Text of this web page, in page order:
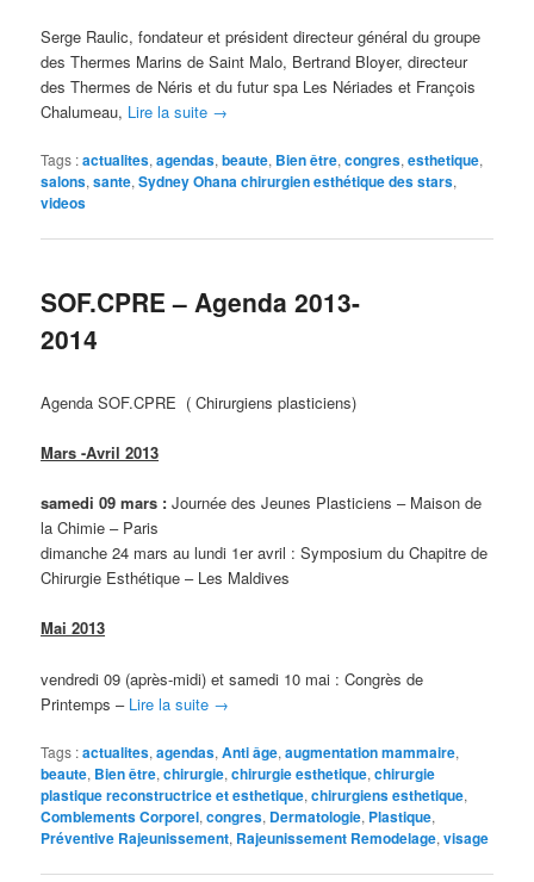
Serge Raulic, fondateur et président directeur général du groupe
des Thermes Marins de Saint Malo, Bertrand Bloyer, directeur
des Thermes de Néris et du futur spa Les Nériades et François
Chalumeau, Lire la suite →
Tags :actualites,agendas,beaute, Bien être,congres,esthetique,
salons,sante,Sydney Ohana chirurgien esthétique des stars,
videos
SOF.CPRE – Agenda 2013-
2014
Agenda SOF.CPRE ( Chirurgiens plasticiens)
Mars -Avril 2013
samedi 09 mars : Journée des Jeunes Plasticiens – Maison de
la Chimie – Paris
dimanche 24 mars au lundi 1er avril : Symposium du Chapitre de
Chirurgie Esthétique – Les Maldives
Mai 2013
vendredi 09 (après-midi) et samedi 10 mai : Congrès de
Printemps – Lire la suite →
Tags :actualites,agendas,Anti âge,augmentation mammaire,
beaute, Bien être,chirurgie,chirurgie esthetique,chirurgie
plastique reconstructrice et esthetique,chirurgiens esthetique,
Comblements Corporel,congres, Dermatologie, Plastique,
Préventive Rajeunissement, Rajeunissement Remodelage,visage